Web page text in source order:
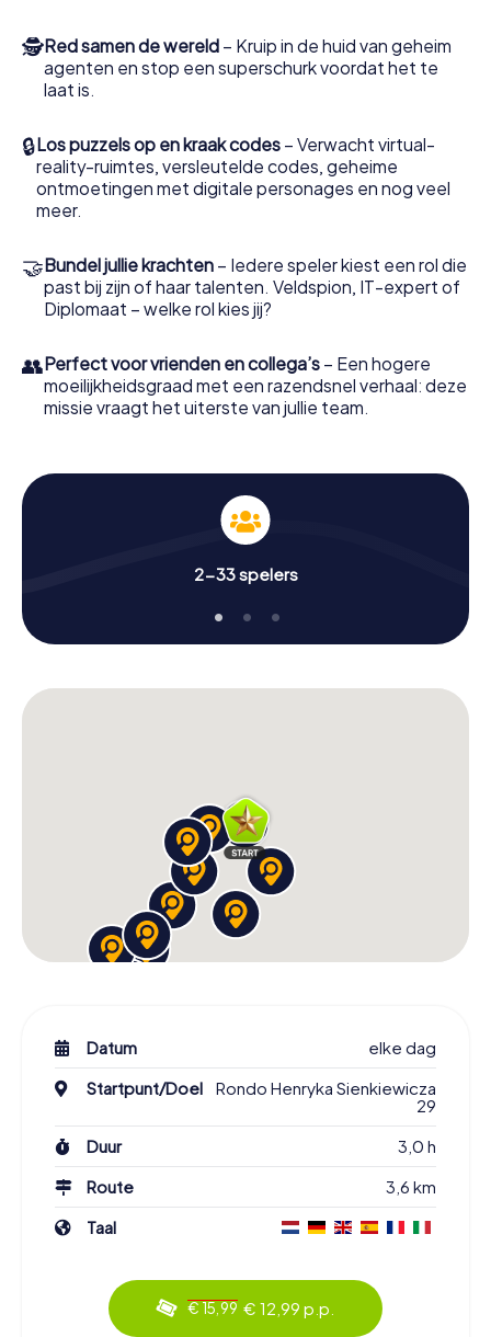
jezelf en jouw team in de hoogste score van Koło en krijg
toegang tot jouw eigen fotogalerij. De escape game van
myCityHunt verandert Koło in jouw eigen persoonlijke
spionage en geheime agenten en verander Koło in een
escaperoom in de buitenlucht!
🕵Red samen de wereld – Kruip in de huid van geheim
agenten en stop een superschurk voordat het te
laat is.
🔒Los puzzels op en kraak codes – Verwacht virtual-
reality-ruimtes, versleutelde codes, geheime
ontmoetingen met digitale personages en nog veel
meer.
🤝Bundel jullie krachten – Iedere speler kiest een rol die
past bij zijn of haar talenten. Veldspion, IT-expert of
Diplomaat – welke rol kies jij?
👥Perfect voor vrienden en collega’s – Een hogere
moeilijkheidsgraad met een razendsnel verhaal: deze
missie vraagt het uiterste van jullie team.
2-33 spelers
Datum
elke dag
Startpunt/Doel
Rondo Henryka Sienkiewicza
29
Duur
3,0 h
Route
3,6 km
Taal
€ 15,99 € 12,99 p.p.